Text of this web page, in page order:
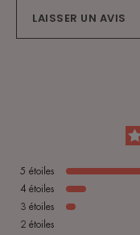
LAISSER UN AVIS
5 étoiles
4 étoiles
3 étoiles
2 étoiles